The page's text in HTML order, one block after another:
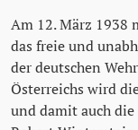
Am 12. März 1938
das freie und
der deutschen
Österreichs wird
und damit auch die